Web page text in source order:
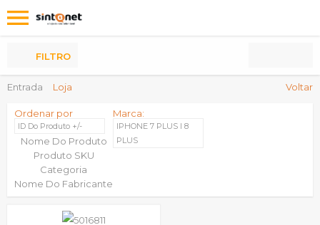
Entrada Loja Voltar
FILTRO
Ordenar por
ID Do Produto +/-
Nome Do Produto
Produto SKU
Categoria
Nome Do Fabricante
Marca:
IPHONE 7 PLUS I 8
PLUS